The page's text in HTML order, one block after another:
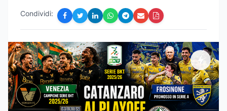
Condividi: